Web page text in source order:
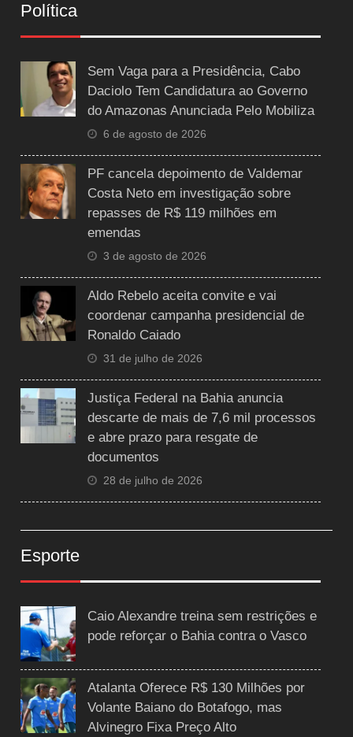
Política
Sem Vaga para a Presidência, Cabo
Daciolo Tem Candidatura ao Governo
do Amazonas Anunciada Pelo Mobiliza
6 de agosto de 2026
PF cancela depoimento de Valdemar
Costa Neto em investigação sobre
repasses de R$ 119 milhões em
emendas
3 de agosto de 2026
Aldo Rebelo aceita convite e vai
coordenar campanha presidencial de
Ronaldo Caiado
31 de julho de 2026
Justiça Federal na Bahia anuncia
descarte de mais de 7,6 mil processos
e abre prazo para resgate de
documentos
28 de julho de 2026
Esporte
Caio Alexandre treina sem restrições e
pode reforçar o Bahia contra o Vasco
Atalanta Oferece R$ 130 Milhões por
Volante Baiano do Botafogo, mas
Alvinegro Fixa Preço Alto